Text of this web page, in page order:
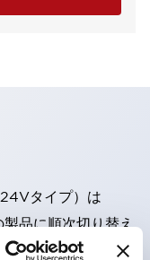
タイプ）は
品に順次切り替え